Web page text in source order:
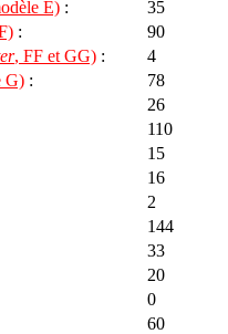
E) :
35
:
90
, FF et GG) :
4
G) :
78
26
110
15
16
2
144
33
20
0
60